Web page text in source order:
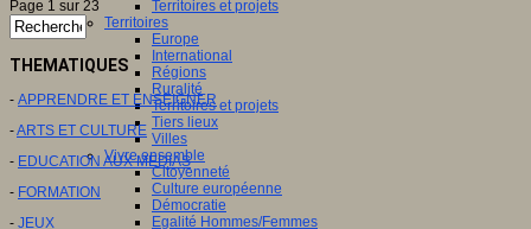
Territoires et projets
Territoires
Europe
International
Régions
Ruralité
Territoires et projets
Tiers lieux
Villes
Vivre ensemble
Citoyenneté
Culture européenne
Démocratie
Egalité Hommes/Femmes
Page 1 sur 23
THEMATIQUES
- APPRENDRE ET ENSEIGNER
-ARTS ET CULTURE
- EDUCATION AUX MEDIAS
- FORMATION
- JEUX